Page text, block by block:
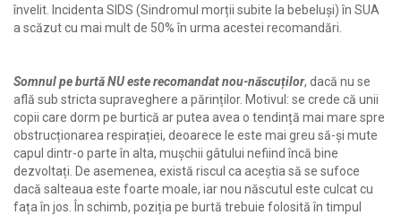
învelit. Incidenta SIDS (Sindromul morții subite la bebeluși) în SUA
a scăzut cu mai mult de 50% în urma acestei recomandări.
Somnul pe burtă NU este recomandat nou-născuților, dacă nu se
află sub stricta supraveghere a părinților. Motivul: se crede că unii
copii care dorm pe burtică ar putea avea o tendință mai mare spre
obstrucționarea respirației, deoarece le este mai greu să-și mute
capul dintr-o parte în alta, mușchii gâtului nefiind încă bine
dezvoltați. De asemenea, există riscul ca aceștia să se sufoce
dacă salteaua este foarte moale, iar nou născutul este culcat cu
fața în jos. În schimb, poziția pe burtă trebuie folosită în timpul